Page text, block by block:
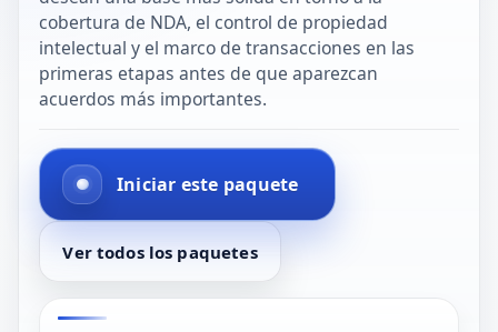
cobertura de NDA, el control de propiedad
intelectual y el marco de transacciones en las
primeras etapas antes de que aparezcan
acuerdos más importantes.
Iniciar este paquete
Ver todos los paquetes